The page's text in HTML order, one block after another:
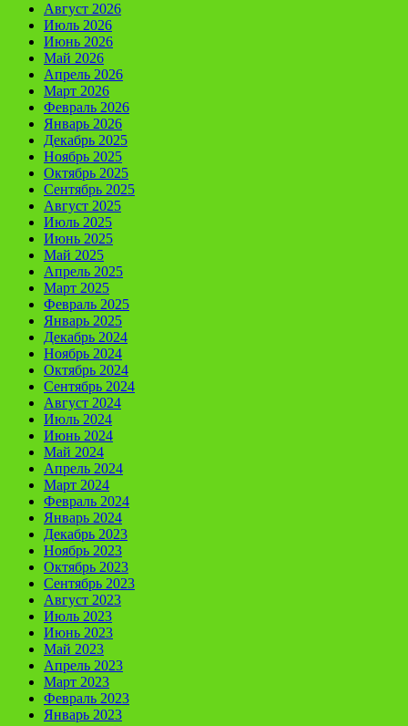
Август 2026
Июль 2026
Июнь 2026
Май 2026
Апрель 2026
Март 2026
Февраль 2026
Январь 2026
Декабрь 2025
Ноябрь 2025
Октябрь 2025
Сентябрь 2025
Август 2025
Июль 2025
Июнь 2025
Май 2025
Апрель 2025
Март 2025
Февраль 2025
Январь 2025
Декабрь 2024
Ноябрь 2024
Октябрь 2024
Сентябрь 2024
Август 2024
Июль 2024
Июнь 2024
Май 2024
Апрель 2024
Март 2024
Февраль 2024
Январь 2024
Декабрь 2023
Ноябрь 2023
Октябрь 2023
Сентябрь 2023
Август 2023
Июль 2023
Июнь 2023
Май 2023
Апрель 2023
Март 2023
Февраль 2023
Январь 2023